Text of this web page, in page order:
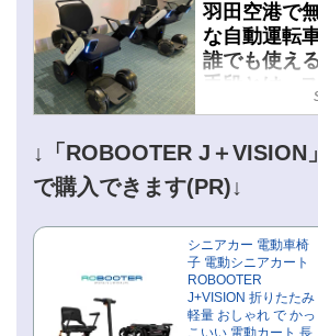
羽田空港で
な自動運転
誰でも使え
手段とは -
ティJP
↓「ROBOOTER J＋VISION
で購入できます(PR)↓
シニアカー 電動車椅
子 電動シニアカート
ROBOOTER
J+VISION 折りたたみ
軽量 おしゃれ で かっ
こいい 電動カート 長